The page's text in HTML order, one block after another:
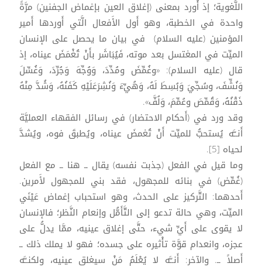
اللُّغوية؛ إذ أُورد بمعنى (إغلاق العين بإغماض الجفنين) مرَّةً
واحدة في الخطبة، وهو أَول الأَفعال الَّتي أَوردها أَمير
المؤمنين (عليه السلام) في بيان ما يحصل على الإنسان
الميِّت في المغتسل بعد موته، فَيُبَاشَر بأَنْ تُغْمَضَ عيناه، إذ
قال (عليه السلام): «وغُمِّضَ ومُدِّدَ، وَوُجِّهَ وَجُرِّدَ، وَغُسِّلَ
وَنُشِّفَ، وسُجِّيَ وَبُسِطَ لَهُ، وَهُيِّءَ وَنُشِرَعَلَيْهِ كَفَنُهُ، وَشُدَّ مِنْهُ
ذَقْنُهُ، وَقُمِّصَ وعُمِّمَ، وَلُفَّ».
وقد ورد في (أَحكام الاحتضار) في رسائل الفقهاء العمليَّة
أَنــَّه يُستحبُّ للميِّت أَنْ تُغمضَ عيناه، ويُطبقَ فوه، ويُشدَّ
لحياه [5].
وما قيل في الفعل (جذبت نفسه) يقال ــ هنا ــ مع الفعل
(غُمِّض) في بنائه للمجهول، فقد بني للمجهول لأَمرين.
أَحدهما: التَّركيز على الحدث، وهو استحباب إغماض عَيْنَي
الميِّت، وهي حالة تدعو إلى التَّأَمُّل وإنعام النَّظر؛ فالإنسان
لا يقوى على أَيِّ شيء، حتَّى إغلاق عينيه، ممَّا يدلُّ على
عجزه، وانعدام قوَّة تأْثيره على جسده؛ فهو لا يملك ذلك ــ
أَصلاً ــ. والآخر: أَنــَّه لا يُعْلَمُ مَنْ سيغلق عينيه، ولكنــَّه